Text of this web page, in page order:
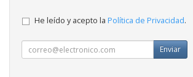
He leído y acepto la Política de Privacidad.
Enviar